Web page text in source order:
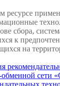
сбора,
к
на
обменной сети